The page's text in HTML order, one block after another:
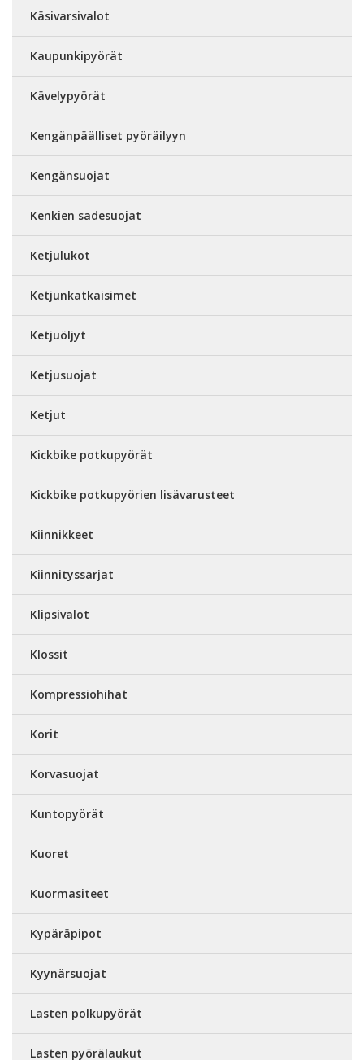
Käsivarsivalot
Kaupunkipyörät
Kävelypyörät
Kengänpäälliset pyöräilyyn
Kengänsuojat
Kenkien sadesuojat
Ketjulukot
Ketjunkatkaisimet
Ketjuöljyt
Ketjusuojat
Ketjut
Kickbike potkupyörät
Kickbike potkupyörien lisävarusteet
Kiinnikkeet
Kiinnityssarjat
Klipsivalot
Klossit
Kompressiohihat
Korit
Korvasuojat
Kuntopyörät
Kuoret
Kuormasiteet
Kypäräpipot
Kyynärsuojat
Lasten polkupyörät
Lasten pyörälaukut